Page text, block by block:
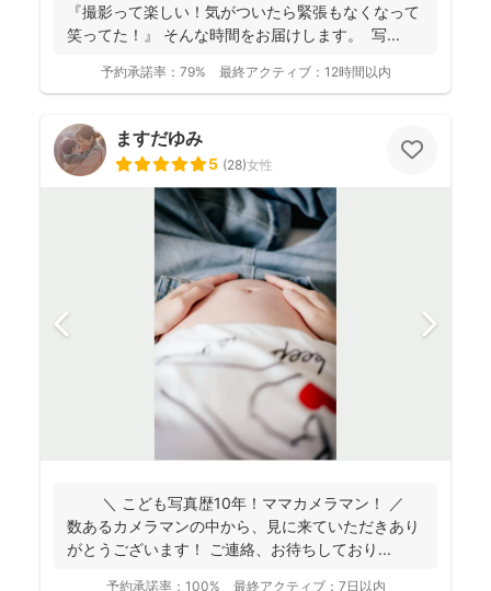
『撮影って楽しい！気がついたら緊張もなくなって
笑ってた！』 そんな時間をお届けします。 写...
予約承諾率： 79% 最終アクティブ： 12時間以内
ますだゆみ
5 (28)女性
＼ こども写真歴10年！ママカメラマン！ ／
数あるカメラマンの中から、見に来ていただきあり
がとうございます！ ご連絡、お待ちしており...
予約承諾率： 100% 最終アクティブ： 7日以内